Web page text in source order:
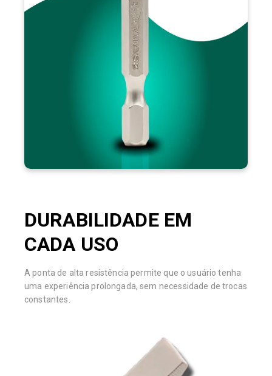
ferramentas para serviços rápidos e eficientes, ela é
indispensável para mecânicos, marceneiros e técnicos
industriais.
A principal diferença do produto é a sua resistência
prolongada e material de alta performance, garantindo um
excelente custo-benefício.
DURABILIDADE EM
CADA USO
A ponta de alta resistência permite que o usuário tenha
uma experiência prolongada, sem necessidade de trocas
constantes.